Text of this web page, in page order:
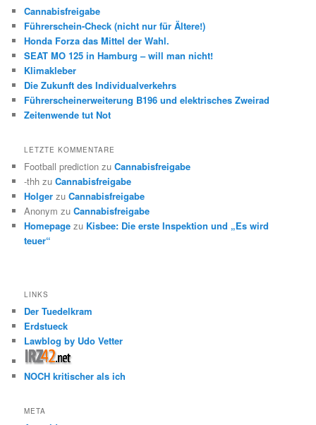
Cannabisfreigabe
Führerschein-Check (nicht nur für Ältere!)
Honda Forza das Mittel der Wahl.
SEAT MO 125 in Hamburg – will man nicht!
Klimakleber
Die Zukunft des Individualverkehrs
Führerscheinerweiterung B196 und elektrisches Zweirad
Zeitenwende tut Not
LETZTE KOMMENTARE
Football prediction zuCannabisfreigabe
-thh zuCannabisfreigabe
Holger zuCannabisfreigabe
Anonym zuCannabisfreigabe
Homepage zu Kisbee: Die erste Inspektion und „Es wird
teuer“
LINKS
Der Tuedelkram
Erdstueck
Lawblog by Udo Vetter
NOCH kritischer als ich
META